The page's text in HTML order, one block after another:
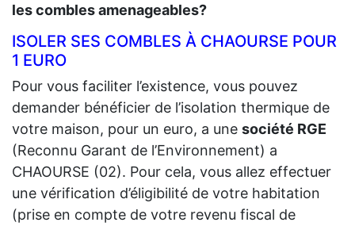
les combles amenageables?
ISOLER SES COMBLES À CHAOURSE POUR
1 EURO
Pour vous faciliter l’existence, vous pouvez
demander bénéficier de l’isolation thermique de
votre maison, pour un euro, a une société RGE
(Reconnu Garant de l’Environnement) a
CHAOURSE (02). Pour cela, vous allez effectuer
une vérification d’éligibilité de votre habitation
(prise en compte de votre revenu fiscal de